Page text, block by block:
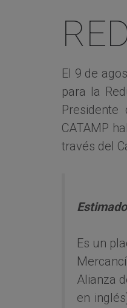
El 9 de
para la
CATAMP
través del
Es un
Alianza
en